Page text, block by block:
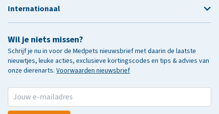
Wil je niets missen?
Schrijf je nu in voor de Medpets nieuwsbrief met daarin de laatste
nieuwtjes, leuke acties, exclusieve kortingscodes en tips & advies van
onze dierenarts. Voorwaarden nieuwsbrief
Internationaal